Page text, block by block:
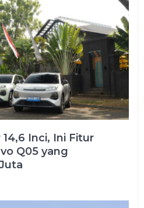
Inci, Ini Fitur
Q05 yang